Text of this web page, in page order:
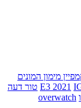
מימון המונים
E3 2021 טור דעה
overwatch